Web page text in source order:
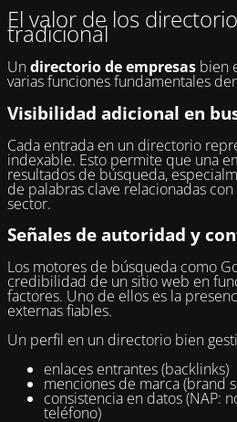
El valor de los
tradicional
Undirectorio de empresas bien
varias funciones fundamentales
Visibilidad adicional en
Cada entrada en un directorio
indexable. Esto permite que una
resultados de búsqueda,
de palabras clave relacionadas
sector.
Señales de autoridad y
Los motores de búsqueda como
credibilidad de un sitio web en
factores. Uno de ellos es la
externas fiables.
Un perfil en un directorio bien
enlaces entrantes (backlinks)
menciones de marca (brand
consistencia en datos (NAP:
teléfono)